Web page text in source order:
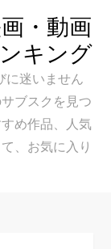
・動画
キング
迷いません
ブスクを見つ
め作品、人気
、お気に入り